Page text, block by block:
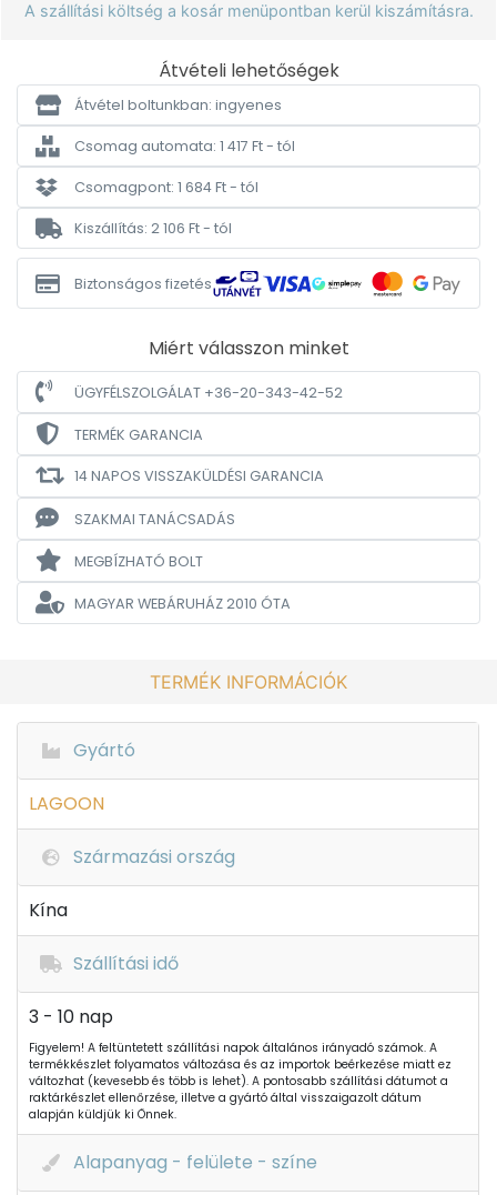
A szállítási költség a kosár menüpontban kerül kiszámításra.
Átvételi lehetőségek
Átvétel boltunkban: ingyenes
Csomag automata: 1 417 Ft - tól
Csomagpont: 1 684 Ft - tól
Kiszállítás: 2 106 Ft - tól
Biztonságos fizetés
Miért válasszon minket
ÜGYFÉLSZOLGÁLAT +36-20-343-42-52
TERMÉK GARANCIA
14 NAPOS VISSZAKÜLDÉSI GARANCIA
SZAKMAI TANÁCSADÁS
MEGBÍZHATÓ BOLT
MAGYAR WEBÁRUHÁZ2010 ÓTA
TERMÉK INFORMÁCIÓK
Gyártó
LAGOON
Származási ország
Kína
Szállítási idő
3 - 10 nap
Figyelem! A feltüntetett szállítási napok általános irányadó számok. A
termékkészlet folyamatos változása és az importok beérkezése miatt ez
változhat (kevesebb és több is lehet). A pontosabb szállítási dátumot a
raktárkészlet ellenőrzése, illetve a gyártó által visszaigazolt dátum
alapján küldjük ki Önnek.
Alapanyag - felülete - színe